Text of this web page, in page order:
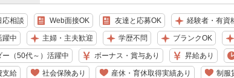
応相談 Web面接OK 友達と応募OK 経験者・有資
躍中 主婦・主夫歓迎 学歴不問 ブランクOK
ー（50代～）活躍中 ボーナス・賞与あり 昇給あり
支給 社会保険あり 産休・育休取得実績あり 制服